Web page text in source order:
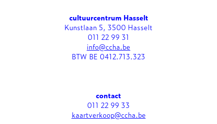
cultuurcentrum Hasselt
Kunstlaan 5, 3500 Hasselt
011 22 99 31
info@ccha.be
BTW BE 0412.713.323
contact
011 22 99 33
kaartverkoop@ccha.be